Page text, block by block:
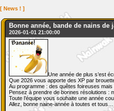
[ News ! ]
Bonne année, bande de nains de
2026-01-01 21:00:00
Une année de plus s’est
Que 2026 vous apporte des XP par
Au programme : des quêtes foireuses
Pensez à prendre de bonnes résolutions :
Toute l’équipe vous souhaite une année
Allez, bonne naine-année à toutes et tous…